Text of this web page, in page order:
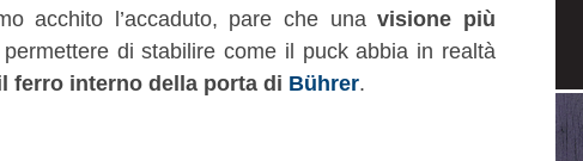
acchito l’accaduto, pare che unavisione più
di stabilire come il puck abbia in realtà
ferro interno della porta di Bührer.